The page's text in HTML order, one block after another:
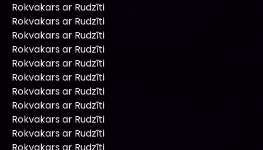
Rokvakars ar Rudzīti
Rokvakars ar Rudzīti
Rokvakars ar Rudzīti
Rokvakars ar Rudzīti
Rokvakars ar Rudzīti
Rokvakars ar Rudzīti
Rokvakars ar Rudzīti
Rokvakars ar Rudzīti
Rokvakars ar Rudzīti
Rokvakars ar Rudzīti
Rokvakars ar Rudzīti